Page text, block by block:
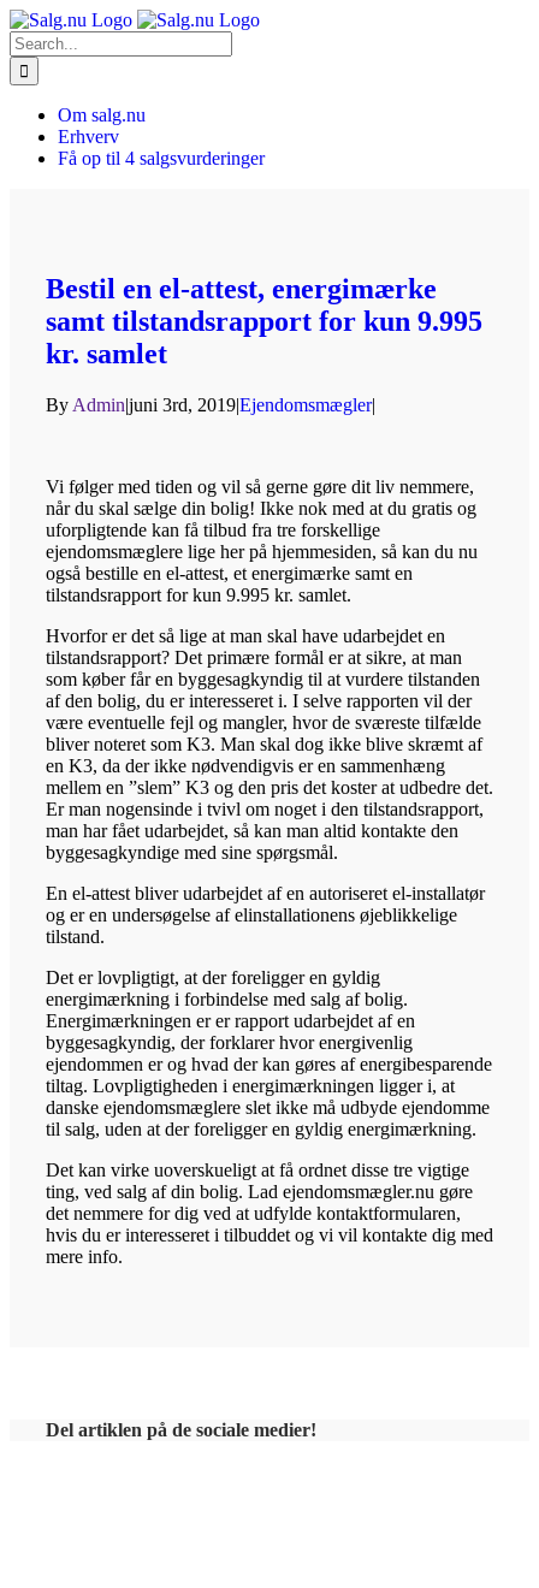
Skip
to
content
Search
for:
Om salg.nu
Erhverv
Få op til 4 salgsvurderinger
Bestil en el-attest, energimærke
samt tilstandsrapport for kun 9.995
kr. samlet
By Admin|juni 3rd, 2019|Ejendomsmægler|
Vi følger med tiden og vil så gerne gøre dit liv nemmere,
når du skal sælge din bolig! Ikke nok med at du gratis og
uforpligtende kan få tilbud fra tre forskellige
ejendomsmæglere lige her på hjemmesiden, så kan du nu
også bestille en el-attest, et energimærke samt en
tilstandsrapport for kun 9.995 kr. samlet.
Hvorfor er det så lige at man skal have udarbejdet en
tilstandsrapport? Det primære formål er at sikre, at man
som køber får en byggesagkyndig til at vurdere tilstanden
af den bolig, du er interesseret i. I selve rapporten vil der
være eventuelle fejl og mangler, hvor de sværeste tilfælde
bliver noteret som K3. Man skal dog ikke blive skræmt af
en K3, da der ikke nødvendigvis er en sammenhæng
mellem en ”slem” K3 og den pris det koster at udbedre det.
Er man nogensinde i tvivl om noget i den tilstandsrapport,
man har fået udarbejdet, så kan man altid kontakte den
byggesagkyndige med sine spørgsmål.
En el-attest bliver udarbejdet af en autoriseret el-installatør
og er en undersøgelse af elinstallationens øjeblikkelige
tilstand.
Det er lovpligtigt, at der foreligger en gyldig
energimærkning i forbindelse med salg af bolig.
Energimærkningen er er rapport udarbejdet af en
byggesagkyndig, der forklarer hvor energivenlig
ejendommen er og hvad der kan gøres af energibesparende
tiltag. Lovpligtigheden i energimærkningen ligger i, at
danske ejendomsmæglere slet ikke må udbyde ejendomme
til salg, uden at der foreligger en gyldig energimærkning.
Det kan virke uoverskueligt at få ordnet disse tre vigtige
ting, ved salg af din bolig. Lad ejendomsmægler.nu gøre
det nemmere for dig ved at udfylde kontaktformularen,
hvis du er interesseret i tilbuddet og vi vil kontakte dig med
mere info.
Del artiklen på de sociale medier!